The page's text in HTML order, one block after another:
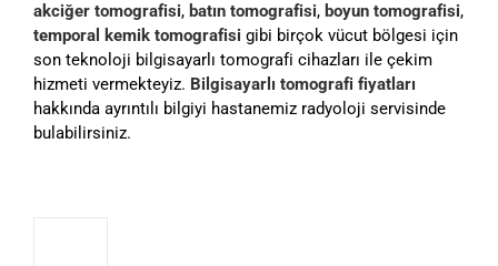
akciğer tomografisi, batın tomografisi, boyun tomografisi,
temporal kemik tomografisi gibi birçok vücut bölgesi için
son teknoloji bilgisayarlı tomografi cihazları ile çekim
hizmeti vermekteyiz. Bilgisayarlı tomografi fiyatları
hakkında ayrıntılı bilgiyi hastanemiz radyoloji servisinde
bulabilirsiniz.